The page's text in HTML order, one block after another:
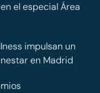
el especial Área
impulsan un
en Madrid